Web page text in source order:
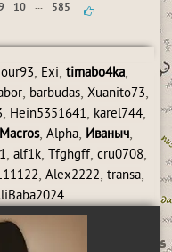
10 ... 585
, Exi,timabo4ka,
, barbudas, Xuanito73,
, Hein5351641, karel744,
Macros,Alpha, Иваныч,
,alf1k,Tfghgff,cru0708,
, Alex2222, transa,